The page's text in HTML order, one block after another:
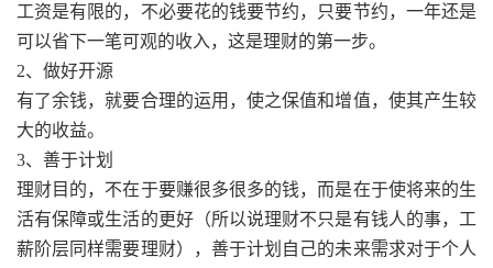
工资是有限的，不必要花的钱要节约，只要节约，一年还是
可以省下一笔可观的收入，这是理财的第一步。
2、做好开源
有了余钱，就要合理的运用，使之保值和增值，使其产生较
大的收益。
3、善于计划
理财目的，不在于要赚很多很多的钱，而是在于使将来的生
活有保障或生活的更好（所以说理财不只是有钱人的事，工
薪阶层同样需要理财），善于计划自己的未来需求对于个人